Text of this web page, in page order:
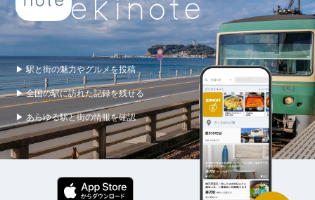
▶ 駅と街の魅力やグルメを投稿
▶ 全国の駅に訪れた記録を残せる
▶ あらゆる駅と街の情報を確認